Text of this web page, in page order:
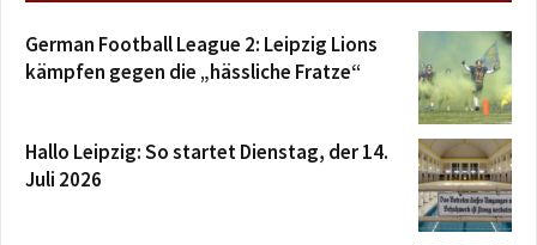
German Football League 2: Leipzig Lions
kämpfen gegen die „hässliche Fratze“
Hallo Leipzig: So startet Dienstag, der 14.
Juli 2026